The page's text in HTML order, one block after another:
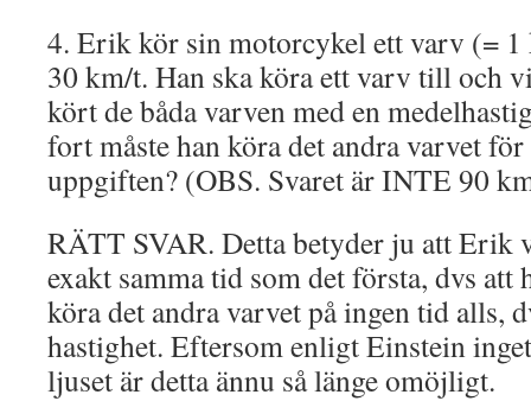
4. Erik kör sin motorcykel ett varv (= 1
30 km/t. Han ska köra ett varv till och
kört de båda varven med en
fort måste han köra det andra varvet
uppgiften? (OBS. Svaret är INTE 90
RÄTT SVAR. Detta betyder ju att Erik
exakt samma tid som det första, dvs att
köra det andra varvet på ingen tid alls,
hastighet. Eftersom enligt Einstein
ljuset är detta ännu så länge omöjligt.